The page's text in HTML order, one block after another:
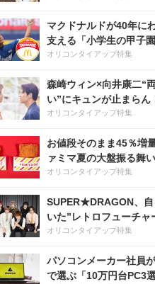
マクドナルドが40年に
支える「小学生の甲子園
オリコンタイアップ特集
森崎ウィン×向井康二“
い”にキュンが止まらん
オリコンタイアップ特集
お値段そのまま45％増
ァミマ夏の大盤振る舞い
オリコンタイアップ特集
SUPER★DRAGON、
いた”レトロフューチャ
オリコンタイアップ特集
パソコンメーカー社員
で選ぶ「10万円台PC3選